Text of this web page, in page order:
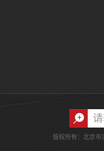
版权所有：北京